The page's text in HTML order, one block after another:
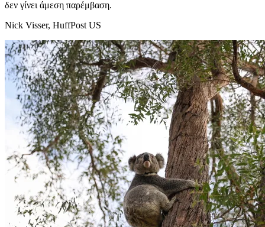
δεν γίνει άμεση παρέμβαση.
Nick Visser, HuffPost US